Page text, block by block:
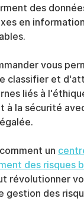
des
en
vous
classifier et
liés à
à la sécurité
un
des risques
révolutionner
gestion des